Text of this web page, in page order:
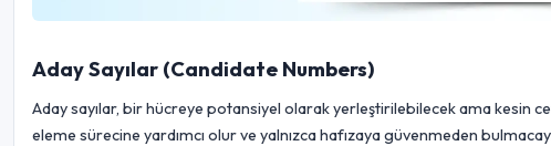
Aday Sayılar (Candidate Numbers)
Aday sayılar, bir hücreye potansiyel olarak yerleştirilebilecek ama kesin
eleme sürecine yardımcı olur ve yalnızca hafızaya güvenmeden